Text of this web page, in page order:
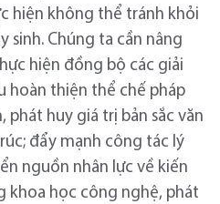
hiện không thể tránh khỏi
sinh. Chúng ta cần nâng
hiện đồng bộ các giải
hoàn thiện thể chế pháp
phát huy giá trị bản sắc văn
đẩy mạnh công tác lý
nguồn nhân lực về kiến
khoa học công nghệ, phát